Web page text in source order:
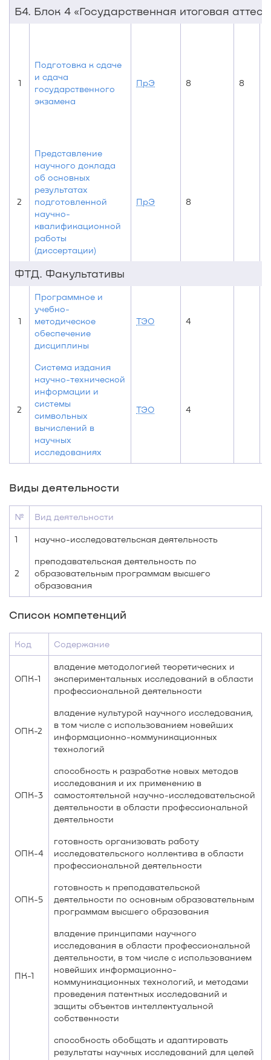
Б4. Блок 4 «Государственная итоговая
1
Подготовка к сдаче
и сдача
государственного
экзамена
ПрЭ 8 8
2
Представление
научного доклада
об основных
результатах
подготовленной
научно-
квалификационной
работы
(диссертации)
ПрЭ 8
ФТД. Факультативы
1
Программное и
учебно-
методическое
обеспечение
дисциплины
ТЭО 4
2
Система издания
научно-технической
информации и
системы
символьных
вычислений в
научных
исследованиях
ТЭО 4
Виды деятельности
№ Вид деятельности
1 научно-исследовательская деятельность
2
преподавательская деятельность по
образовательным программам высшего
образования
Список компетенций
Код Содержание
ОПК-1
владение методологией теоретических и
экспериментальных исследований в области
профессиональной деятельности
ОПК-2
владение культурой научного исследования,
в том числе с использованием новейших
информационно-коммуникационных
технологий
ОПК-3
способность к разработке новых методов
исследования и их применению в
самостоятельной научно-исследовательской
деятельности в области профессиональной
деятельности
ОПК-4
готовность организовать работу
исследовательского коллектива в области
профессиональной деятельности
ОПК-5
готовность к преподавательской
деятельности по основным образовательным
программам высшего образования
ПК-1
владение принципами научного
исследования в области профессиональной
деятельности, в том числе с использованием
новейших информационно-
коммуникационных технологий, и методами
проведения патентных исследований и
защиты объектов интеллектуальной
собственности
способность обобщать и адаптировать
результаты научных исследований для целей